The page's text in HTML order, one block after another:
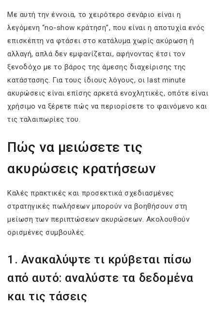
Με αυτή την έννοια, το χειρότερο σενάριο είναι η
λεγόμενη “no-show κράτηση”, που είναι η αποτυχία ενός
επισκέπτη να φτάσει στο κατάλυμα χωρίς ακύρωση ή
αλλαγή, απλά δεν εμφανίζεται, αφήνοντας έτσι τον
ξενοδόχο με το βάρος της άμεσης διαχείρισης της
κατάστασης. Για τους ίδιους λόγους, οι last minute
ακυρώσεις είναι επίσης αρκετά ενοχλητικές, οπότε είναι
χρήσιμο να ξέρετε πώς να περιορίσετε το φαινόμενο και
τις ταλαιπωρίες του.
Πώς να μειώσετε τις
ακυρώσεις κρατήσεων
Καλές πρακτικές και προσεκτικά σχεδιασμένες
στρατηγικές πωλήσεων μπορούν να βοηθήσουν στη
μείωση των περιπτώσεων ακυρώσεων. Ακολουθούν
ορισμένες συμβουλές.
1. Ανακαλύψτε τι κρύβεται πίσω
από αυτό: αναλύστε τα δεδομένα
και τις τάσεις